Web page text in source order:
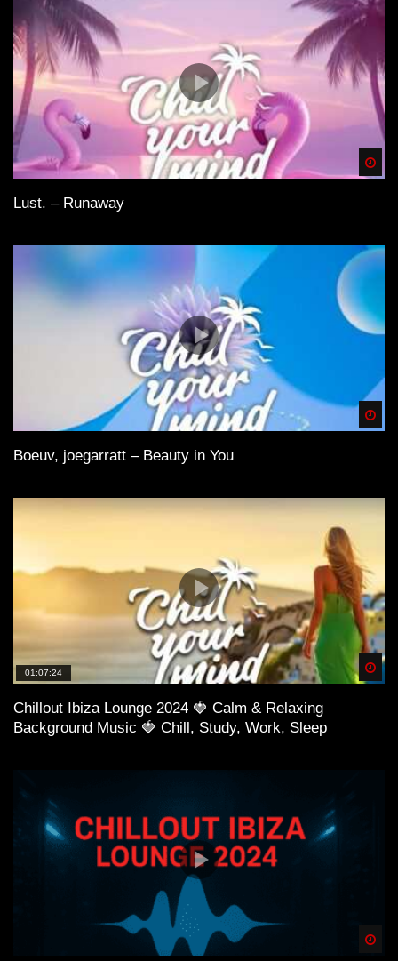
Lust. – Runaway
Boeuv, joegarratt – Beauty in You
01:07:24
Chillout Ibiza Lounge 2024 🍓 Calm & Relaxing
Background Music 🍓 Chill, Study, Work, Sleep